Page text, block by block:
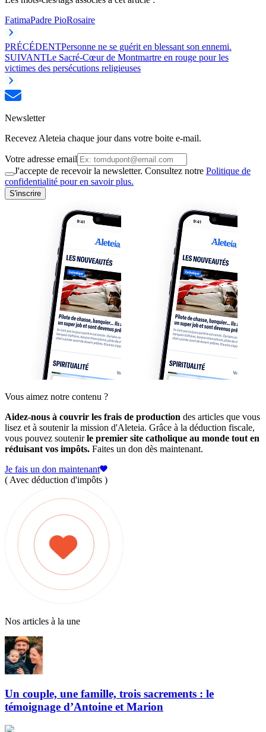
FatimaPadre PioRosaire
PRÉCÉDENTPersonne ne se guérit en blessant son ennemi.
SUIVANTLe Sacré-Cœur de Montmartre en rouge pour les
victimes des persécutions religieuses
Newsletter
Recevez Aleteia chaque jour dans votre boite e-mail.
Votre adresse email
J'accepte de recevoir la newsletter. Consultez notre Politique de
confidentialité pour en savoir plus.
S'inscrire
Vous aimez notre contenu ?
Aidez-nous à couvrir les frais de production des articles que vous
lisez et à soutenir la mission d'Aleteia. Grâce à la déduction fiscale,
vous pouvez soutenirle premier site catholique au monde tout en
réduisant vos impôts. Faites un don dès maintenant.
Je fais un don maintenant
( Avec déduction d'impôts )
Nos articles à la une
Un couple, une famille, trois sacrements : le
témoignage d’Antoine et Marion